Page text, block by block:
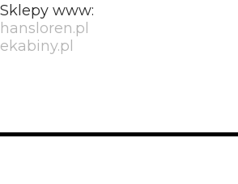
Sklepy www:
hansloren.pl
ekabiny.pl